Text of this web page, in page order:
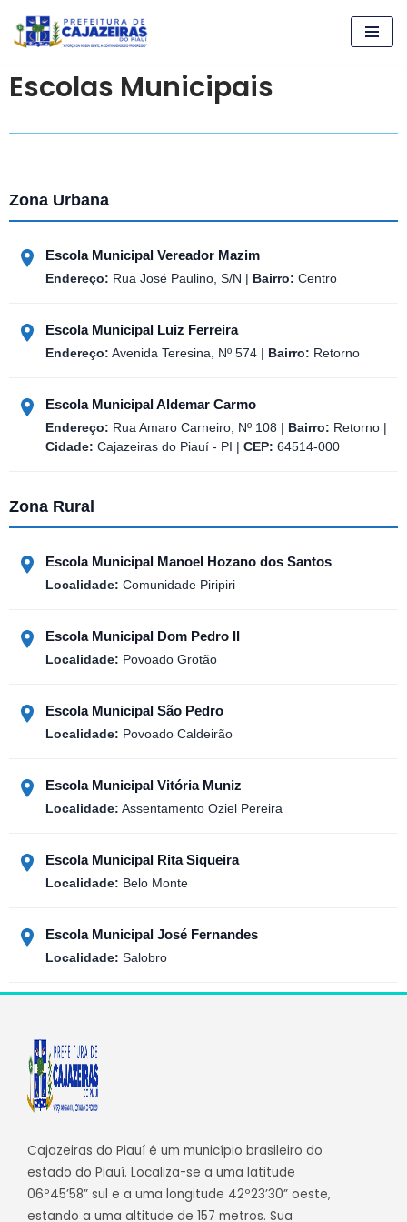
Pular
o
Escolas Municipais
Zona Urbana
Escola Municipal Vereador Mazim
Endereço: Rua José Paulino, S/N | Bairro: Centro
Escola Municipal Luiz Ferreira
Endereço: Avenida Teresina, Nº 574 | Bairro: Retorno
Escola Municipal Aldemar Carmo
Endereço: Rua Amaro Carneiro, Nº 108 | Bairro: Retorno |
Cidade: Cajazeiras do Piauí - PI | CEP: 64514-000
Zona Rural
Escola Municipal Manoel Hozano dos Santos
Localidade: Comunidade Piripiri
Escola Municipal Dom Pedro II
Localidade: Povoado Grotão
Escola Municipal São Pedro
Localidade: Povoado Caldeirão
Escola Municipal Vitória Muniz
Localidade: Assentamento Oziel Pereira
Escola Municipal Rita Siqueira
Localidade: Belo Monte
Escola Municipal José Fernandes
Localidade: Salobro
Cajazeiras do Piauí é um município brasileiro do
estado do Piauí. Localiza-se a uma latitude
06º45’58” sul e a uma longitude 42º23’30” oeste,
estando a uma altitude de 157 metros. Sua